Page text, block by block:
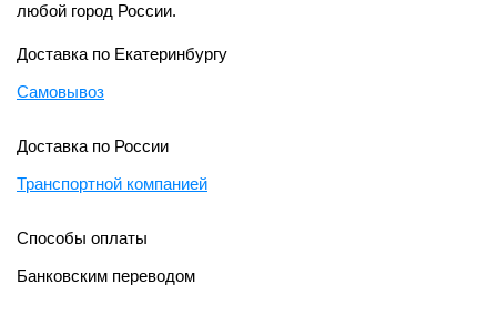
любой город России.
Доставка по Екатеринбургу
Самовывоз
Доставка по России
Транспортной компанией
Способы оплаты
Банковским переводом